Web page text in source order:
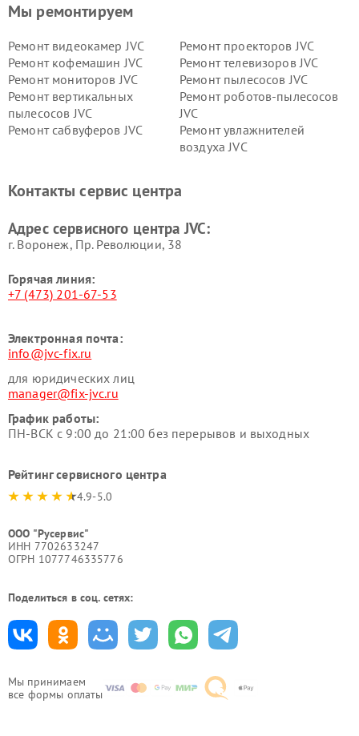
Мы принимаем
все формы оплаты
Мы ремонтируем
Ремонт видеокамер JVC
Ремонт проекторов JVC
Ремонт кофемашин JVC
Ремонт телевизоров JVC
Ремонт мониторов JVC
Ремонт пылесосов JVC
Ремонт вертикальных
пылесосов JVC
Ремонт роботов-пылесосов
JVC
Ремонт сабвуферов JVC
Ремонт увлажнителей
воздуха JVC
Контакты сервис центра
Адрес сервисного центра JVC:
г. Воронеж, Пр. Революции, 38
Горячая линия:
+7 (473) 201-67-53
Электронная почта:
info@jvc-fix.ru
для юридических лиц
manager@fix-jvc.ru
График работы:
ПН-ВСК с 9:00 до 21:00 без перерывов и выходных
Рейтинг сервисного центра
4.9-5.0
ООО "Русервис"
ИНН 7702633247
ОГРН 1077746335776
Поделиться в соц. сетях: